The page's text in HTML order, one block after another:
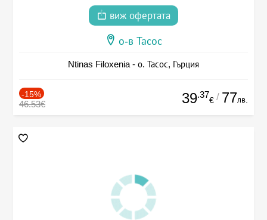
виж офертата
о-в Тасос
Ntinas Filoxenia - о. Тасос, Гърция
-15%
46.53€ 39.37
€ / 77лв.